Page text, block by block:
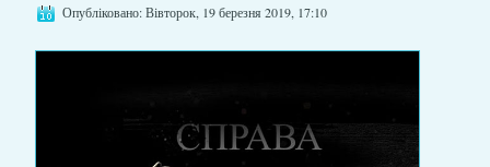
Опубліковано: Вівторок, 19 березня 2019, 17:10